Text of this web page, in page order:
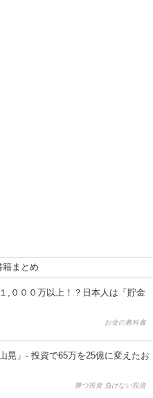
籍まとめ
,０００万以上！？日本人は「貯金
お金の教科書
晃」- 投資で65万を25億に変えたお
勝つ投資 負けない投資